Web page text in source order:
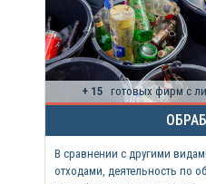
+ 15 готовых фирм с
В сравнении с другими
отходами, деятельность по